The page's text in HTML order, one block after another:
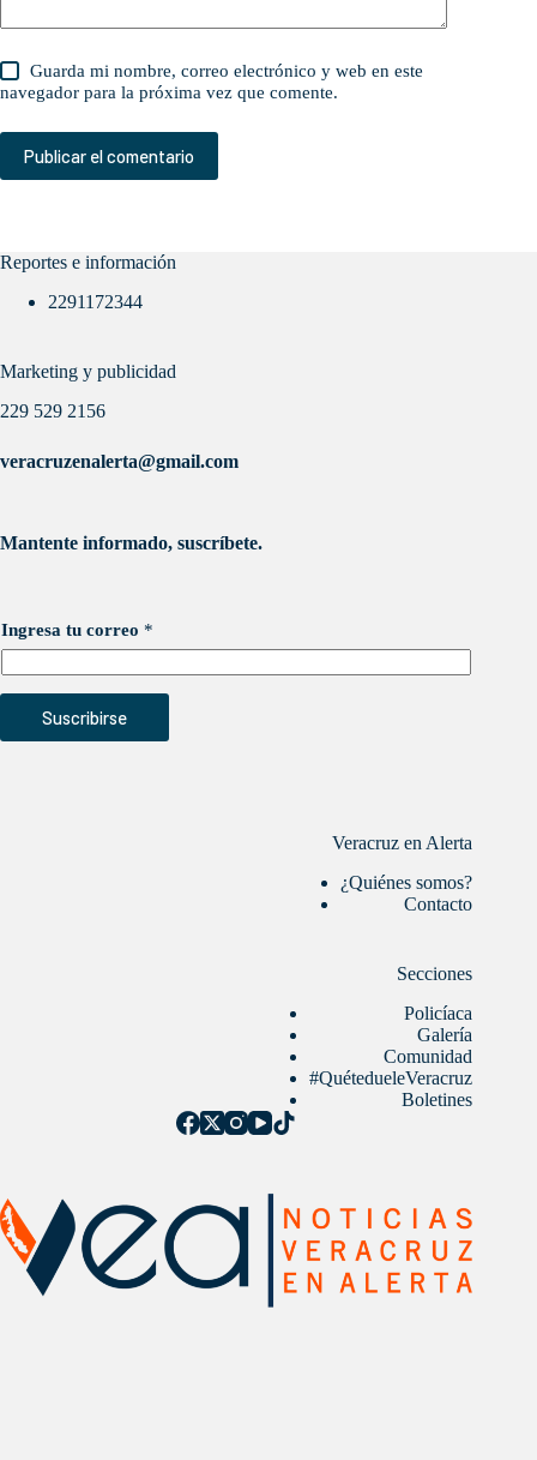
Guarda mi nombre, correo electrónico y web en este
navegador para la próxima vez que comente.
Publicar el comentario
Reportes e información
2291172344
Marketing y publicidad
229 529 2156
veracruzenalerta@gmail.com
Mantente informado, suscríbete.
Ingresa tu correo *
Suscribirse
Veracruz en Alerta
¿Quiénes somos?
Contacto
Secciones
Policíaca
Galería
Comunidad
#QuétedueleVeracruz
Boletines